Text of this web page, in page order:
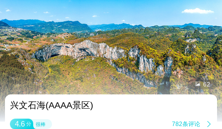
 62
兴文石海(AAAA景区)
4.6 分 很棒 782条评论 
